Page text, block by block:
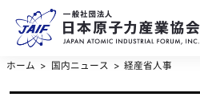
ホーム 国内ニュース 経産省人事